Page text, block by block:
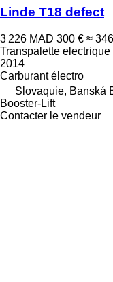
Linde T18 defect
3 226 MAD 300 € ≈
Transpalette electrique
2014
Carburant électro
Slovaquie, Banská
Booster-Lift
Contacter le vendeur